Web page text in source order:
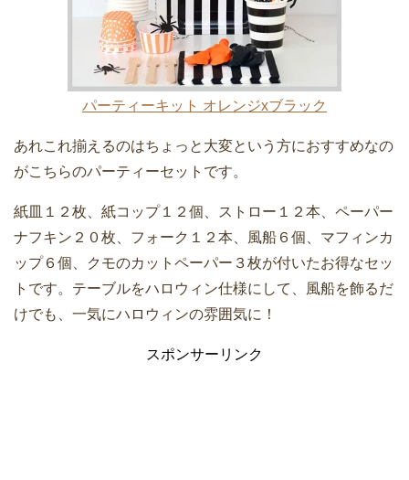
パーティーキット オレンジxブラック
あれこれ揃えるのはちょっと大変という方におすすめなの
がこちらのパーティーセットです。
紙皿１２枚、紙コップ１２個、ストロー１２本、ペーパー
ナフキン２０枚、フォーク１２本、風船６個、マフィンカ
ップ６個、クモのカットペーパー３枚が付いたお得なセッ
トです。テーブルをハロウィン仕様にして、風船を飾るだ
けでも、一気にハロウィンの雰囲気に！
スポンサーリンク